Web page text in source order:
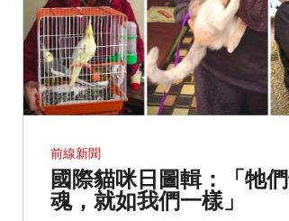
前線新聞
國際貓咪日圖輯：「牠
魂，就如我們一樣」